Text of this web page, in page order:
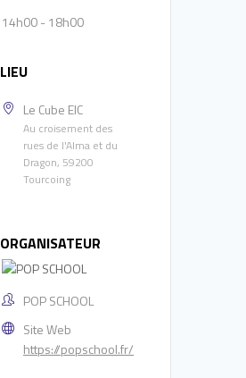
14h00 - 18h00
LIEU
Le Cube EIC
Au croisement des
rues de l'Alma et du
Dragon, 59200
Tourcoing
ORGANISATEUR
POP SCHOOL
Site Web
https://popschool.fr/